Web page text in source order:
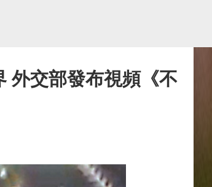
外交部發布視頻《不